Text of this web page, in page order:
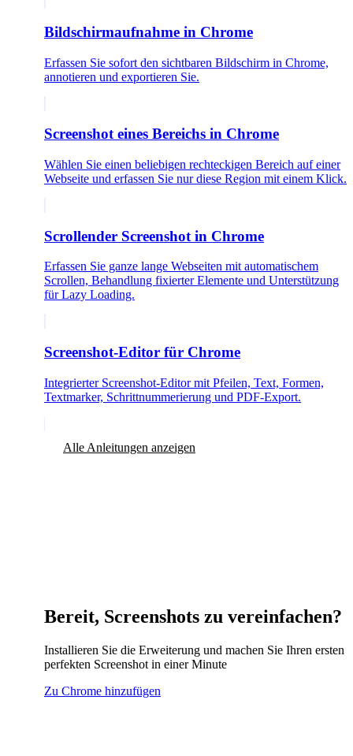
Bildschirmaufnahme in Chrome
Erfassen Sie sofort den sichtbaren Bildschirm in Chrome,
annotieren und exportieren Sie.
Screenshot eines Bereichs in Chrome
Wählen Sie einen beliebigen rechteckigen Bereich auf einer
Webseite und erfassen Sie nur diese Region mit einem Klick.
Scrollender Screenshot in Chrome
Erfassen Sie ganze lange Webseiten mit automatischem
Scrollen, Behandlung fixierter Elemente und Unterstützung
für Lazy Loading.
Screenshot-Editor für Chrome
Integrierter Screenshot-Editor mit Pfeilen, Text, Formen,
Textmarker, Schrittnummerierung und PDF-Export.
Alle Anleitungen anzeigen
Bereit, Screenshots zu vereinfachen?
Installieren Sie die Erweiterung und machen Sie Ihren ersten
perfekten Screenshot in einer Minute
Zu Chrome hinzufügen